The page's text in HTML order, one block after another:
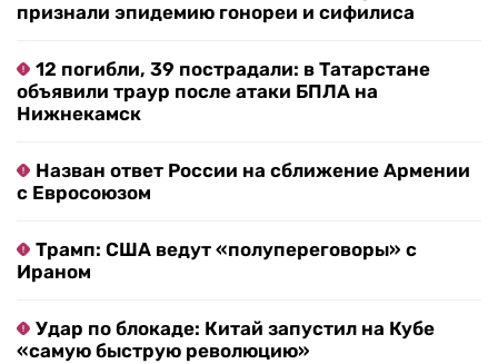
признали эпидемию гонореи и сифилиса
12 погибли, 39 пострадали: в Татарстане
объявили траур после атаки БПЛА на
Нижнекамск
Назван ответ России на сближение Армении
с Евросоюзом
Трамп: США ведут «полупереговоры» с
Ираном
Удар по блокаде: Китай запустил на Кубе
«самую быструю революцию»